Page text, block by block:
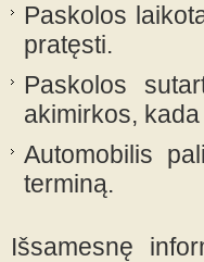
Paskolos
pratęsti.
Paskolos
akimirkos,
Automobilis
terminą.
Išsamesnę